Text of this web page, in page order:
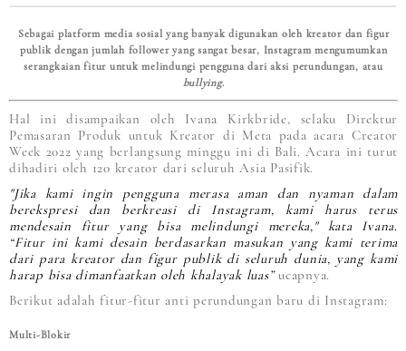
Sebagai platform media sosial yang banyak digunakan oleh kreator dan figur
publik dengan jumlah follower yang sangat besar, Instagram mengumumkan
serangkaian fitur untuk melindungi pengguna dari aksi perundungan, atau
bullying.
Hal ini disampaikan oleh Ivana Kirkbride, selaku Direktur
Pemasaran Produk untuk Kreator di Meta pada acara Creator
Week 2022 yang berlangsung minggu ini di Bali. Acara ini turut
dihadiri oleh 120 kreator dari seluruh Asia Pasifik.
"Jika kami ingin pengguna merasa aman dan nyaman dalam
berekspresi dan berkreasi di Instagram, kami harus terus
mendesain fitur yang bisa melindungi mereka," kata Ivana.
“Fitur ini kami desain berdasarkan masukan yang kami terima
dari para kreator dan figur publik di seluruh dunia, yang kami
harap bisa dimanfaatkan oleh khalayak luas”ucapnya.
Berikut adalah fitur-fitur anti perundungan baru di Instagram:
Multi-Blokir